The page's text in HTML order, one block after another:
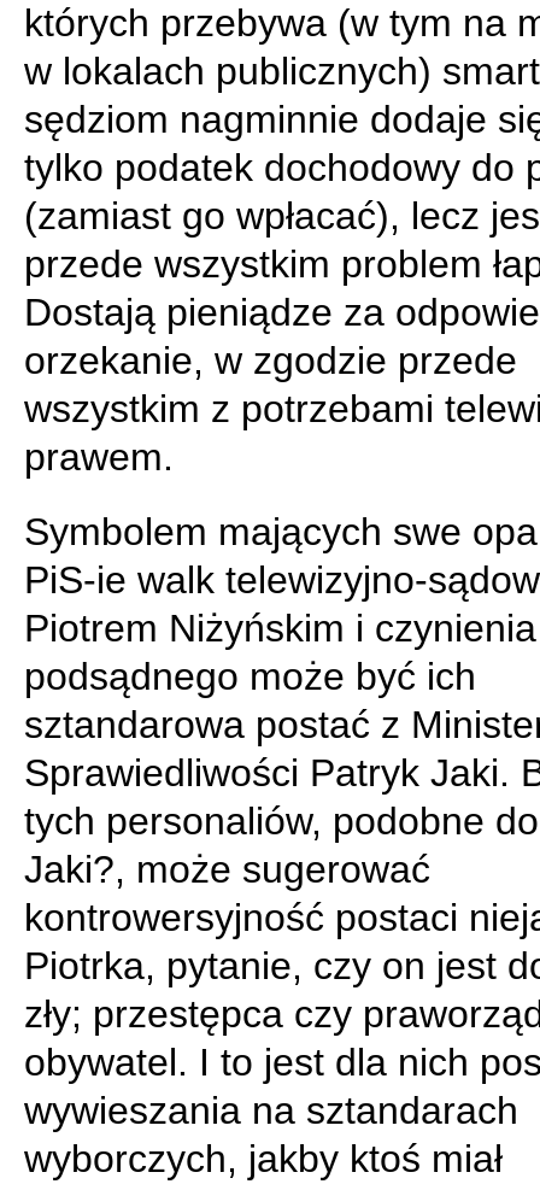
których przebywa (w tym na
w lokalach publicznych)
sędziom nagminnie dodaje
tylko podatek dochodowy do
(zamiast go wpłacać), lecz
przede wszystkim problem
Dostają pieniądze za
orzekanie, w zgodzie przede
wszystkim z potrzebami
prawem.
Symbolem mających swe
PiS-ie walk telewizyjno-
Piotrem Niżyńskim i
podsądnego może być ich
sztandarowa postać z
Sprawiedliwości Patryk Jaki.
tych personaliów, podobne
Jaki?, może sugerować
kontrowersyjność postaci
Piotrka, pytanie, czy on jest
zły; przestępca czy
obywatel. I to jest dla nich
wywieszania na sztandarach
wyborczych, jakby ktoś miał